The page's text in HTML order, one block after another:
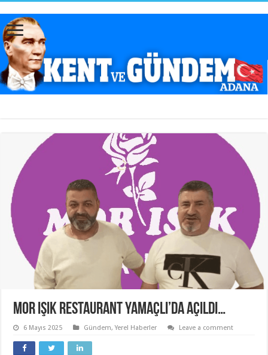
Mor Işık Restaurant Yamaçlı’da açıldı…
6 Mayıs 2025 Gündem,Yerel Haberler Leave a comment